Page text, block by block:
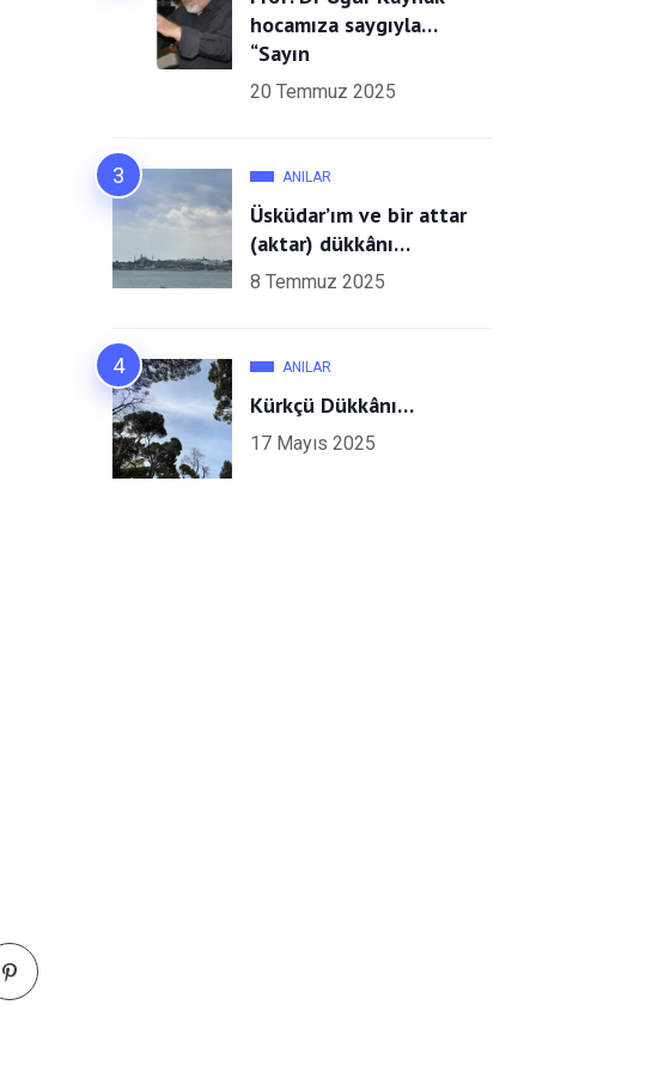
hocamıza saygıyla…
“Sayın
20 Temmuz 2025
ANILAR
Üsküdar’ım ve bir attar
(aktar) dükkânı…
8 Temmuz 2025
ANILAR
Kürkçü Dükkânı…
17 Mayıs 2025